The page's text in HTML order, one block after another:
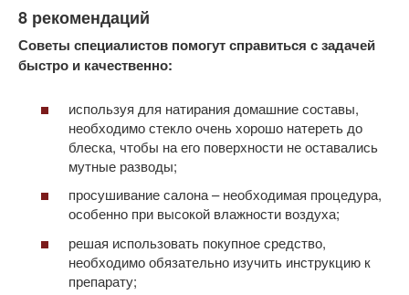
8 рекомендаций
Советы специалистов помогут справиться с задачей
быстро и качественно:
используя для натирания домашние составы,
необходимо стекло очень хорошо натереть до
блеска, чтобы на его поверхности не оставались
мутные разводы;
просушивание салона – необходимая процедура,
особенно при высокой влажности воздуха;
решая использовать покупное средство,
необходимо обязательно изучить инструкцию к
препарату;